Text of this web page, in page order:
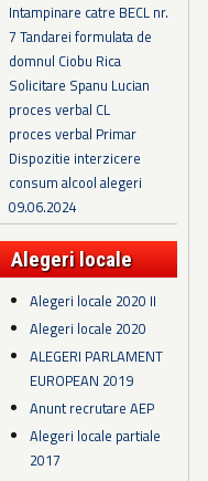
Intampinare catre BECL nr.
7 Tandarei formulata de
domnul Ciobu Rica
Solicitare Spanu Lucian
proces verbal CL
proces verbal Primar
Dispozitie interzicere
consum alcool alegeri
09.06.2024
Alegeri locale
Alegeri locale 2020 II
Alegeri locale 2020
ALEGERI PARLAMENT
EUROPEAN 2019
Anunt recrutare AEP
Alegeri locale partiale
2017